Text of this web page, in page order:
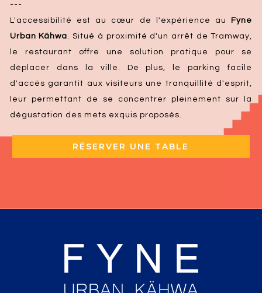
---
L'accessibilité est au cœur de l'expérience au Fyne
Urban Kähwa. Situé à proximité d'un arrêt de Tramway,
le restaurant offre une solution pratique pour se
déplacer dans la ville. De plus, le parking facile
d'accès garantit aux visiteurs une tranquillité d'esprit,
leur permettant de se concentrer pleinement sur la
dégustation des mets exquis proposés.
RÉSERVER UNE TABLE